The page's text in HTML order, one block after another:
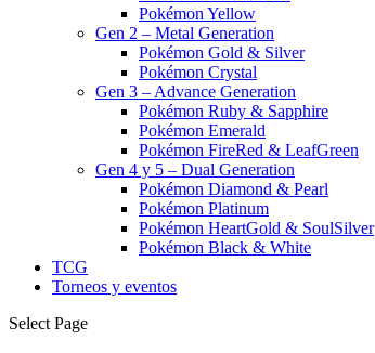
Pokémon Yellow
Gen 2 – Metal Generation
Pokémon Gold & Silver
Pokémon Crystal
Gen 3 – Advance Generation
Pokémon Ruby & Sapphire
Pokémon Emerald
Pokémon FireRed & LeafGreen
Gen 4 y 5 – Dual Generation
Pokémon Diamond & Pearl
Pokémon Platinum
Pokémon HeartGold & SoulSilver
Pokémon Black & White
TCG
Torneos y eventos
Select Page